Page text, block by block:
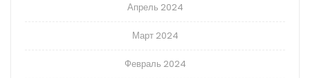
Апрель 2024
Март 2024
Февраль 2024